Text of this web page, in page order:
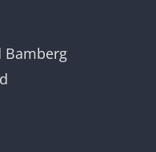
Bamberg